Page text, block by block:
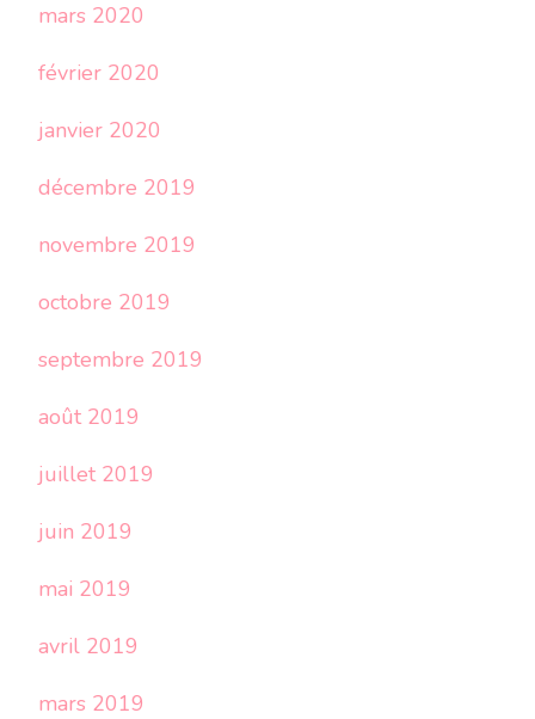
mars 2020
février 2020
janvier 2020
décembre 2019
novembre 2019
octobre 2019
septembre 2019
août 2019
juillet 2019
juin 2019
mai 2019
avril 2019
mars 2019